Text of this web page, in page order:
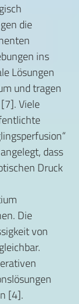
die
ins
Lösungen
und tragen
Viele
dass
Druck
Die
von
[4].